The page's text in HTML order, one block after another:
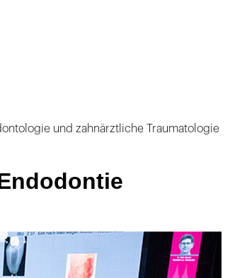
und zahnärztliche Traumatologie